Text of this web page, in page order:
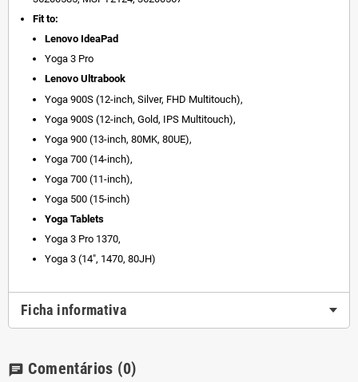
Fit to:
Lenovo IdeaPad
Yoga 3 Pro
Lenovo Ultrabook
Yoga 900S (12-inch, Silver, FHD Multitouch),
Yoga 900S (12-inch, Gold, IPS Multitouch),
Yoga 900 (13-inch, 80MK, 80UE),
Yoga 700 (14-inch),
Yoga 700 (11-inch),
Yoga 500 (15-inch)
Yoga Tablets
Yoga 3 Pro 1370,
Yoga 3 (14", 1470, 80JH)
Ficha informativa
chat Comentários (0)